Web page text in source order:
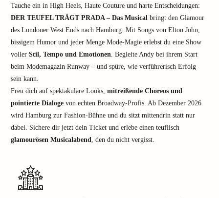
Tauche ein in High Heels, Haute Couture und harte Entscheidungen:
DER TEUFEL TRÄGT PRADA – Das Musical bringt den Glamour
des Londoner West Ends nach Hamburg. Mit Songs von Elton John,
bissigem Humor und jeder Menge Mode-Magie erlebst du eine Show
voller Stil, Tempo und Emotionen. Begleite Andy bei ihrem Start
beim Modemagazin Runway – und spüre, wie verführerisch Erfolg
sein kann.
Freu dich auf spektakuläre Looks, mitreißende Choreos und
pointierte Dialoge von echten Broadway-Profis. Ab Dezember 2026
wird Hamburg zur Fashion-Bühne und du sitzt mittendrin statt nur
dabei. Sichere dir jetzt dein Ticket und erlebe einen teuflisch
glamourösen Musicalabend, den du nicht vergisst.